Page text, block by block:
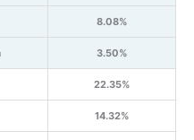
8.08%
3.50%
22.35%
14.32%